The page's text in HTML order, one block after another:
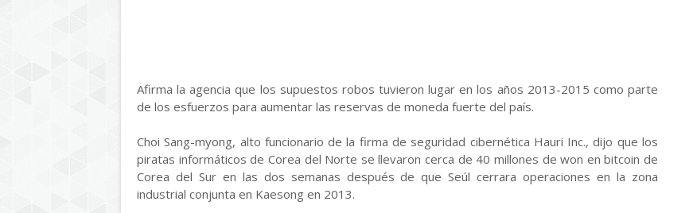
Afirma la agencia que los supuestos robos tuvieron lugar en los años 2013-2015 como parte
de los esfuerzos para aumentar las reservas de moneda fuerte del país.
Choi Sang-myong, alto funcionario de la firma de seguridad cibernética Hauri Inc., dijo que los
piratas informáticos de Corea del Norte se llevaron cerca de 40 millones de won en bitcoin de
Corea del Sur en las dos semanas después de que Seúl cerrara operaciones en la zona
industrial conjunta en Kaesong en 2013.